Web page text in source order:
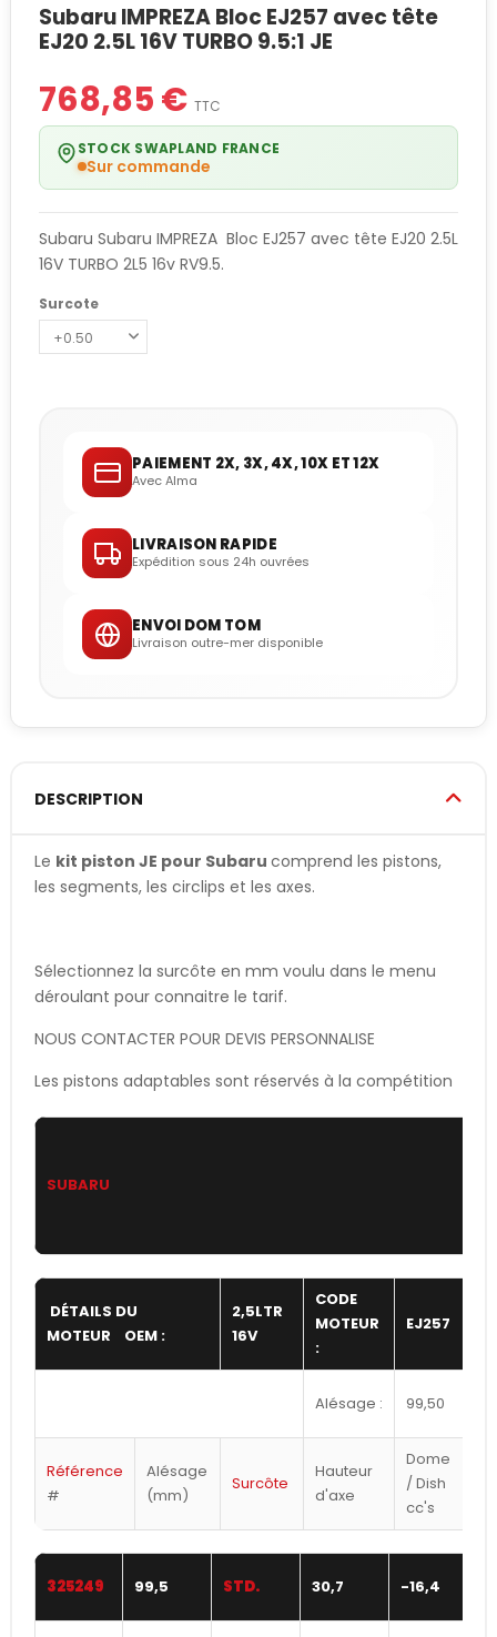
Subaru IMPREZA Bloc EJ257 avec tête
EJ20 2.5L 16V TURBO 9.5:1 JE
768,85 € TTC
STOCK SWAPLAND FRANCE
Sur commande
Subaru Subaru IMPREZA Bloc EJ257 avec tête EJ20 2.5L
16V TURBO 2L5 16v RV9.5.
Surcote
PAIEMENT 2X, 3X, 4X, 10X ET 12X
Avec Alma
LIVRAISON RAPIDE
Expédition sous 24h ouvrées
ENVOI DOM TOM
Livraison outre-mer disponible
DESCRIPTION
Le kit piston JE pour Subaru comprend les pistons,
les segments, les circlips et les axes.
Sélectionnez la surcôte en mm voulu dans le menu
déroulant pour connaitre le tarif.
NOUS CONTACTER POUR DEVIS PERSONNALISE
Les pistons adaptables sont réservés à la compétition
SUBARU
DÉTAILS DU
MOTEUR OEM :
2,5LTR
16V
CODE
MOTEUR
:
EJ257
Alésage : 99,50
Référence
#
Alésage
(mm)
Surcôte
Hauteur
d'axe
Dome
/ Dish
cc's
325249 99,5 STD. 30,7 -16,4